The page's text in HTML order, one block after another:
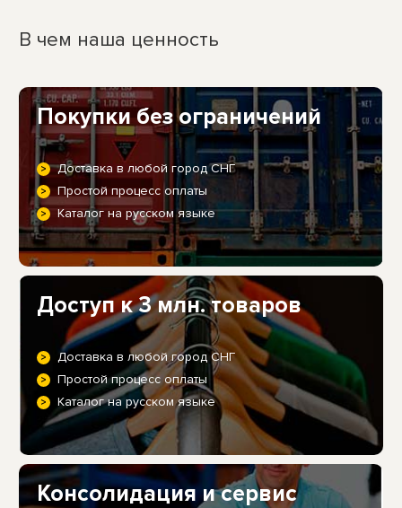
В чем наша ценность
Покупки без ограничений
Доставка в любой город СНГ
Простой процесс оплаты
Каталог на русском языке
Доступ к 3 млн. товаров
Доставка в любой город СНГ
Простой процесс оплаты
Каталог на русском языке
Консолидация и сервис